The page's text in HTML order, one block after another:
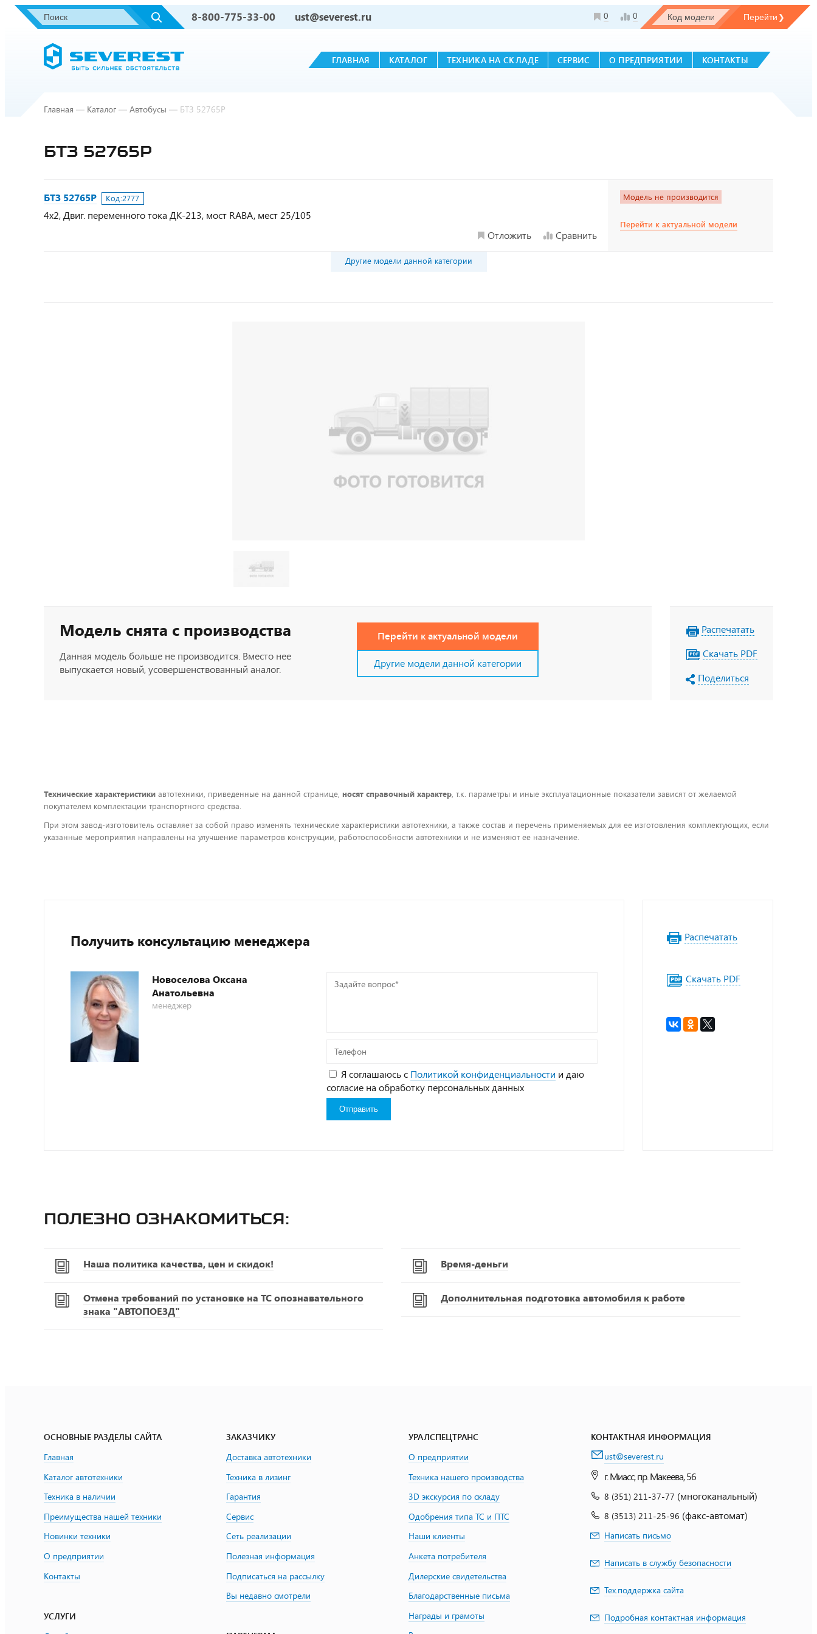
8-800-775-33-00 ust@severest.ru 0 0
ГЛАВНАЯ КАТАЛОГ ТЕХНИКА НА СКЛАДЕ СЕРВИС О ПРЕДПРИЯТИИ КОНТАКТЫ
Главная — Каталог — Автобусы — БТЗ 52765Р
БТЗ 52765Р
БТЗ 52765Р Код:2777
4х2, Двиг. переменного тока ДК-213, мост RABA, мест 25/105
Отложить
Сравнить
Модель не производится
Перейти к актуальной модели
Другие модели данной категории
Модель снята с производства
Данная модель больше не производится. Вместо нее
выпускается новый, усовершенствованный аналог.
Перейти к актуальной модели
Другие модели данной категории
Распечатать
Скачать PDF
Поделиться
Технические характеристики автотехники, приведенные на данной странице, носят справочный характер, т.к. параметры и иные эксплуатационные показатели зависят от желаемой
покупателем комплектации транспортного средства.
При этом завод-изготовитель оставляет за собой право изменять технические характеристики автотехники, а также состав и перечень применяемых для ее изготовления комплектующих, если
указанные мероприятия направлены на улучшение параметров конструкции, работоспособности автотехники и не изменяют ее назначение.
Получить консультацию менеджера
Новоселова Оксана
Анатольевна
менеджер
Задайте
Телефон
Я соглашаюсь с Политикой конфиденциальности и даю
согласие на обработку персональных данных
Распечатать
Скачать PDF
Полезно ознакомиться:
Наша политика качества, цен и скидок! Время-деньги
Отмена требований по установке на ТС опознавательного
знака "АВТОПОЕЗД"
Дополнительная подготовка автомобиля к работе
ОСНОВНЫЕ РАЗДЕЛЫ САЙТА
Главная
Каталог автотехники
Техника в наличии
Преимущества нашей техники
Новинки техники
О предприятии
Контакты
УСЛУГИ
ЗАКАЗЧИКУ
Доставка автотехники
Техника в лизинг
Гарантия
Сервис
Сеть реализации
Полезная информация
Подписаться на рассылку
Вы недавно смотрели
УРАЛСПЕЦТРАНС
О предприятии
Техника нашего производства
3D экскурсия по складу
Одобрения типа ТС и ПТС
Наши клиенты
Анкета потребителя
Дилерские свидетельства
Благодарственные письма
Награды и грамоты
КОНТАКТНАЯ ИНФОРМАЦИЯ
ust@severest.ru
г. Миасс, пр. Макеева, 56
8 (351) 211-37-77 (многоканальный)
8 (3513) 211-25-96 (факс-автомат)
Написать письмо
Написать в службу безопасности
Тех.поддержка сайта
Подробная контактная информация